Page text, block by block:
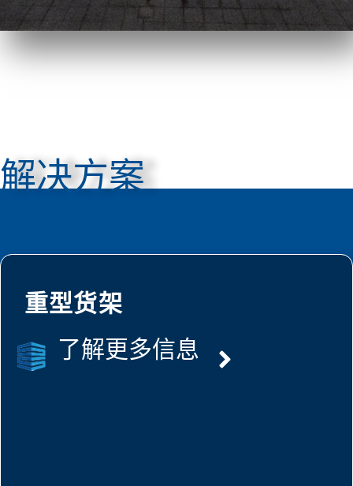
解决方案
重型货架
了解更多信息